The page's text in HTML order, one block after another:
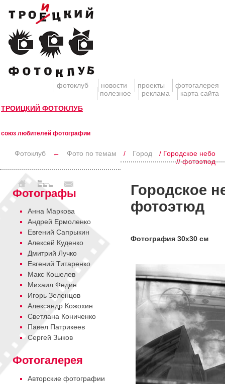
фотоклуб новости проекты
фотогалерея
полезное
реклама
карта сайта
ТРОИЦКИЙ ФОТОКЛУБ
союз любителей фотографии
Фотоклуб ← Фото по темам / Город
/ Городское небо
// фотоэтюд
Фотографы
Анна Маркова
Андрей Ермоленко
Евгений Сапрыкин
Алексей Куденко
Дмитрий Лучко
Евгений Титаренко
Макс Кошелев
Михаил Федин
Игорь Зеленцов
Александр Кожохин
Cветлана Кониченко
Павел Патрикеев
Сергей Зыков
Фотогалерея
Авторские фотографии
Городское
фотоэтюд
Фотография 30х30 см